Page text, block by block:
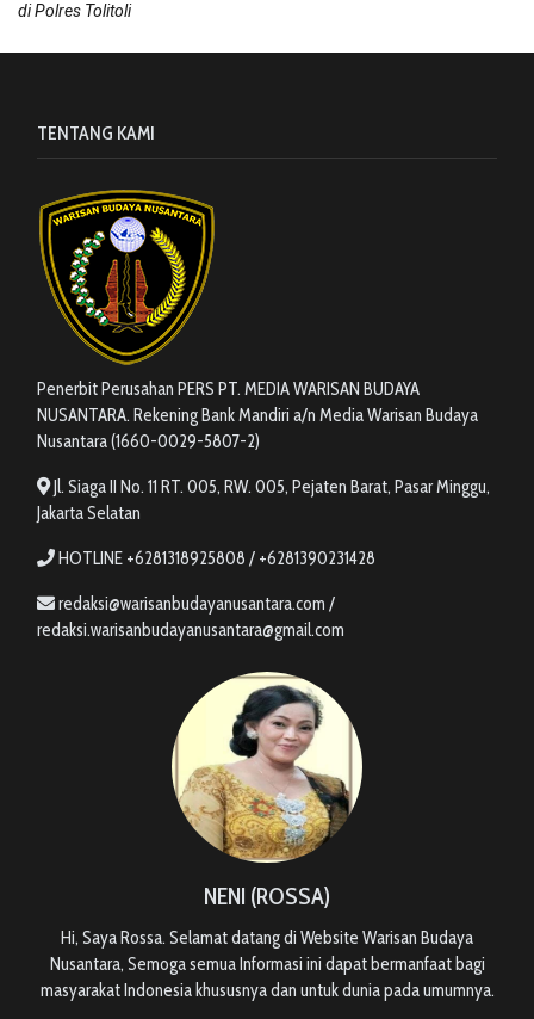
di Polres Tolitoli
TENTANG KAMI
Penerbit Perusahan PERS PT. MEDIA WARISAN BUDAYA
NUSANTARA. Rekening Bank Mandiri a/n Media Warisan Budaya
Nusantara (1660-0029-5807-2)
Jl. Siaga II No. 11 RT. 005, RW. 005, Pejaten Barat, Pasar Minggu,
Jakarta Selatan
HOTLINE +6281318925808 / +6281390231428
redaksi@warisanbudayanusantara.com /
redaksi.warisanbudayanusantara@gmail.com
NENI (ROSSA)
Hi, Saya Rossa. Selamat datang di Website Warisan Budaya
Nusantara, Semoga semua Informasi ini dapat bermanfaat bagi
masyarakat Indonesia khususnya dan untuk dunia pada umumnya.